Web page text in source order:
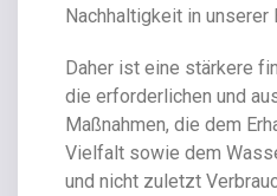
Nachhaltigkeit in unserer
Daher ist eine stärkere
die erforderlichen und
Maßnahmen, die dem
Vielfalt sowie dem
und nicht zuletzt